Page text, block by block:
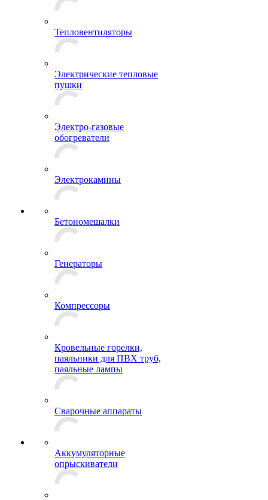
Тепловентиляторы
Электрические тепловые
пушки
Электро-газовые
обогреватели
Электрокамины
Бетономешалки
Генераторы
Компрессоры
Кровельные горелки,
паяльники для ПВХ труб,
паяльные лампы
Сварочные аппараты
Аккумуляторные
опрыскиватели